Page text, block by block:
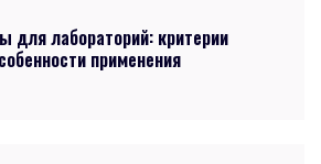
для лабораторий: критерии
применения